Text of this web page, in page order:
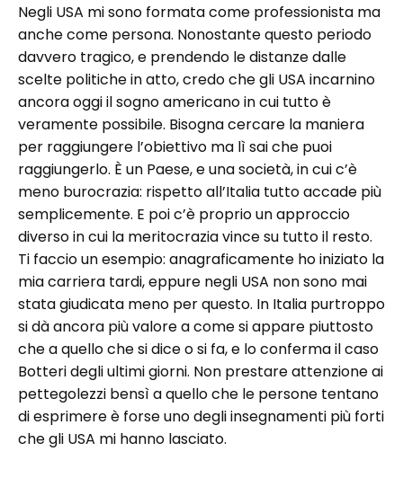
Negli USA mi sono formata come professionista ma
anche come persona. Nonostante questo periodo
davvero tragico, e prendendo le distanze dalle
scelte politiche in atto, credo che gli USA incarnino
ancora oggi il sogno americano in cui tutto è
veramente possibile. Bisogna cercare la maniera
per raggiungere l’obiettivo ma lì sai che puoi
raggiungerlo. È un Paese, e una società, in cui c’è
meno burocrazia: rispetto all’Italia tutto accade più
semplicemente. E poi c’è proprio un approccio
diverso in cui la meritocrazia vince su tutto il resto.
Ti faccio un esempio: anagraficamente ho iniziato la
mia carriera tardi, eppure negli USA non sono mai
stata giudicata meno per questo. In Italia purtroppo
si dà ancora più valore a come si appare piuttosto
che a quello che si dice o si fa, e lo conferma il caso
Botteri degli ultimi giorni. Non prestare attenzione ai
pettegolezzi bensì a quello che le persone tentano
di esprimere è forse uno degli insegnamenti più forti
che gli USA mi hanno lasciato.